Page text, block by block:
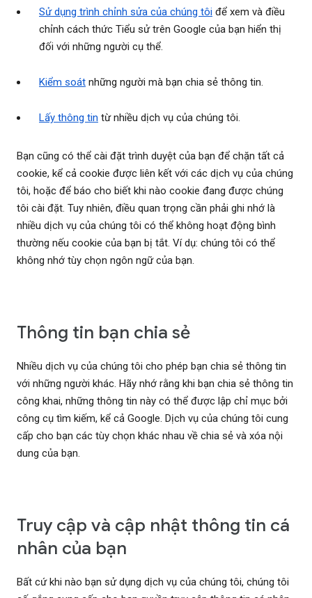
Sử dụng trình chỉnh sửa của chúng tôi để xem và điều
chỉnh cách thức Tiểu sử trên Google của bạn hiển thị
đối với những người cụ thể.
Kiểm soát những người mà bạn chia sẻ thông tin.
Lấy thông tin từ nhiều dịch vụ của chúng tôi.
Bạn cũng có thể cài đặt trình duyệt của bạn để chặn tất cả
cookie, kể cả cookie được liên kết với các dịch vụ của chúng
tôi, hoặc để báo cho biết khi nào cookie đang được chúng
tôi cài đặt. Tuy nhiên, điều quan trọng cần phải ghi nhớ là
nhiều dịch vụ của chúng tôi có thể không hoạt động bình
thường nếu cookie của bạn bị tắt. Ví dụ: chúng tôi có thể
không nhớ tùy chọn ngôn ngữ của bạn.
Thông tin bạn chia sẻ
Nhiều dịch vụ của chúng tôi cho phép bạn chia sẻ thông tin
với những người khác. Hãy nhớ rằng khi bạn chia sẻ thông tin
công khai, những thông tin này có thể được lập chỉ mục bởi
công cụ tìm kiếm, kể cả Google. Dịch vụ của chúng tôi cung
cấp cho bạn các tùy chọn khác nhau về chia sẻ và xóa nội
dung của bạn.
Truy cập và cập nhật thông tin cá
nhân của bạn
Bất cứ khi nào bạn sử dụng dịch vụ của chúng tôi, chúng tôi